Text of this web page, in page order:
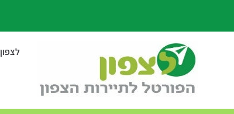
לצפון